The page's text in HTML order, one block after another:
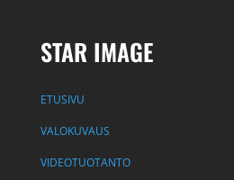
STAR IMAGE
ETUSIVU
VALOKUVAUS
VIDEOTUOTANTO